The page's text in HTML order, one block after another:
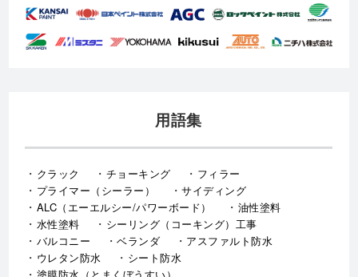
用語集
サイディング
水性塗料
シーリング（コーキング）工事
バルコニー
ベランダ
アスファルト防水
ウレタン防水
シート防水
塗膜防水（とまくぼうすい）
陸屋根（ろくやね・りくやね）
セメント瓦屋根
日本瓦屋根（にほんがわらやね）
トタン屋根
屋根カバー工法
屋根葺き替え工事（やねふきかえこうじ）